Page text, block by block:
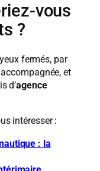
vous
?
fermés, par
et
d’agence
intéresser :
: la